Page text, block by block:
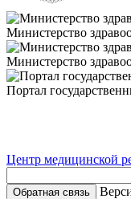
Министерство
Министерство
Портал
Центр медицинской
Обратная связь